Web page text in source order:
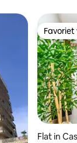
Flat in